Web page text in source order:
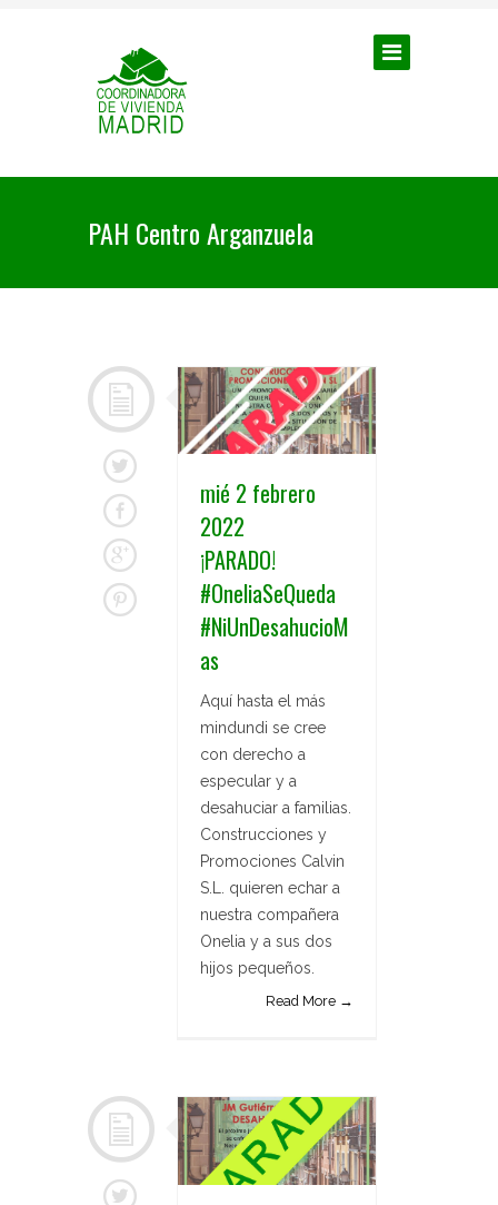
PAH Centro Arganzuela
mié 2 febrero
2022
¡PARADO!
#OneliaSeQueda
#NiUnDesahucioM
as
Aquí hasta el más
mindundi se cree
con derecho a
especular y a
desahuciar a familias.
Construcciones y
Promociones Calvin
S.L. quieren echar a
nuestra compañera
Onelia y a sus dos
hijos pequeños.
Read More →